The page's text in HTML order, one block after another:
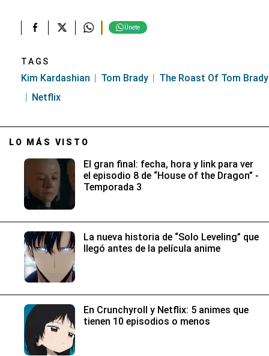
Únete
TAGS
Kim Kardashian Tom Brady
The Roast Of Tom Brady
Netflix
LO MÁS VISTO
El gran final: fecha, hora y link para ver
el episodio 8 de “House of the Dragon” -
Temporada 3
La nueva historia de “Solo Leveling” que
llegó antes de la película anime
En Crunchyroll y Netflix: 5 animes que
tienen 10 episodios o menos